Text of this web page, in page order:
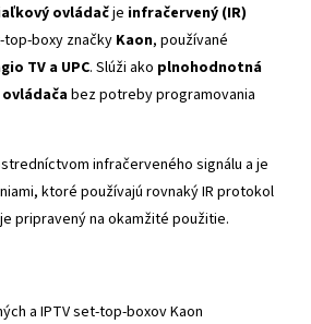
ovládačje infračervený (IR)
boxy značky Kaon, používané
TV a UPC. Slúži ako plnohodnotná
bez potreby programovania
infračerveného signálu a je
ktoré používajú rovnaký IR protokol
pripravený na okamžité použitie.
a IPTV set-top-boxov Kaon